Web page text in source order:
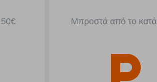
Μπροστά από το